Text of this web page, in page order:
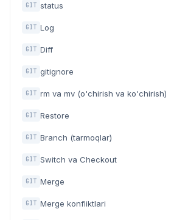
GIT status
GIT Log
GIT Diff
GIT gitignore
GIT rm va mv (o'chirish va ko'chirish)
GIT Restore
GIT Branch (tarmoqlar)
GIT Switch va Checkout
GIT Merge
GIT Merge konfliktlari